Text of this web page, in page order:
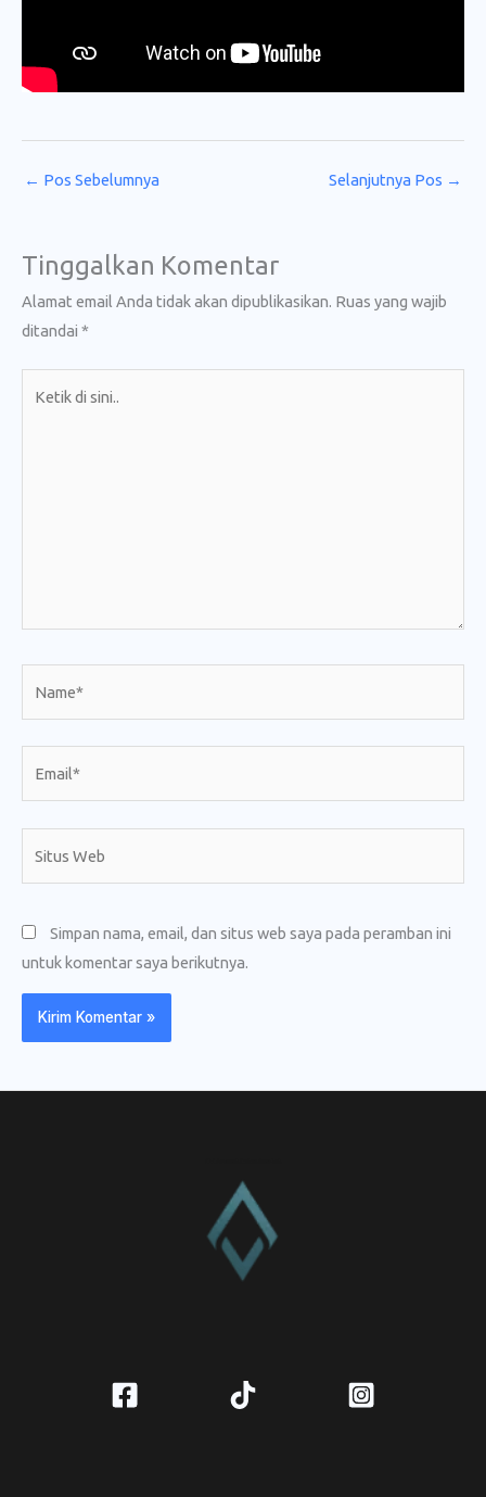
← Pos Sebelumnya Selanjutnya Pos →
Tinggalkan Komentar
Alamat email Anda tidak akan dipublikasikan. Ruas yang wajib
ditandai *
Simpan nama, email, dan situs web saya pada peramban ini
untuk komentar saya berikutnya.